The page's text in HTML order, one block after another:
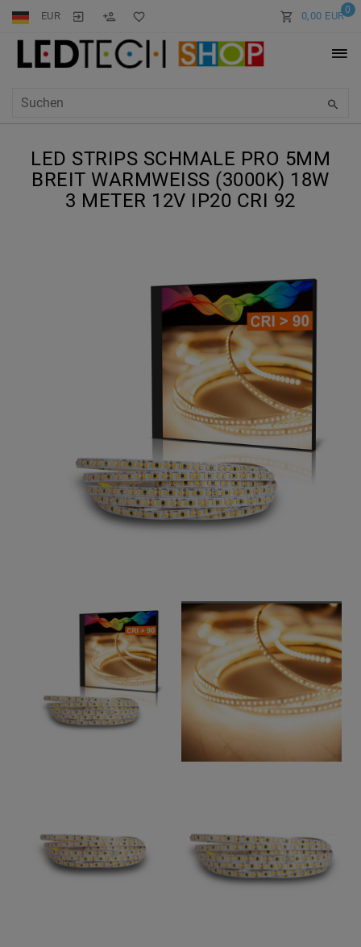
EUR 0
0,00 EUR
LED STRIPS SCHMALE PRO 5MM
BREIT WARMWEISS (3000K) 18W 3
METER 12V IP20 CRI 92